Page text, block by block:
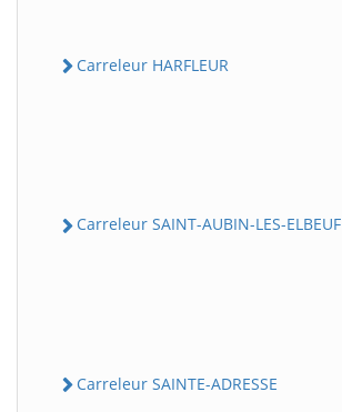
Carreleur HARFLEUR
Carreleur SAINT-AUBIN-LES-ELBEUF
Carreleur SAINTE-ADRESSE